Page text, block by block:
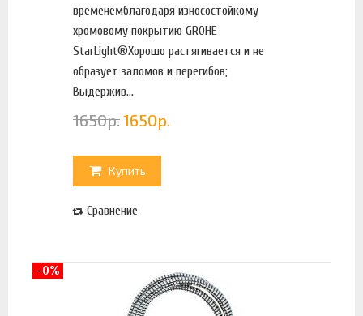
временемблагодаря износостойкому
хромовому покрытию GROHE
StarLight®Хорошо растягивается и не
образует заломов и перегибов;
Выдержив...
1650р.1650р.
Купить
Сравнение
-0%